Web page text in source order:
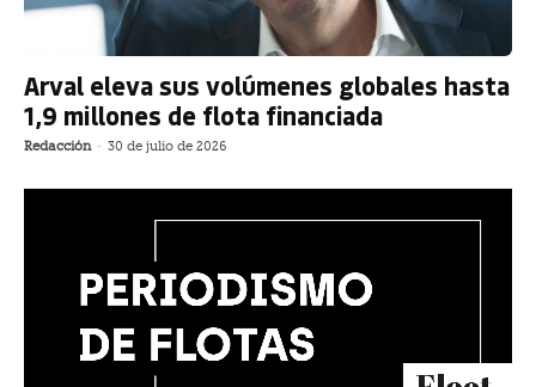
Arval eleva sus volúmenes globales hasta
1,9 millones de flota financiada
Redacción - 30 de julio de 2026